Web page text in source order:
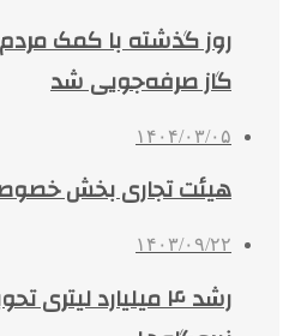
گاز صرفه‌جویی شد
۱۴۰۴/۰۳/۰۵
هیئت تجاری بخش
۱۴۰۳/۰۹/۲۲
رشد ۴ میلیارد